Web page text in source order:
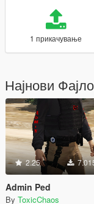
1 прикачување
Најнови
2.25
Admin Ped
By ToxicChaos